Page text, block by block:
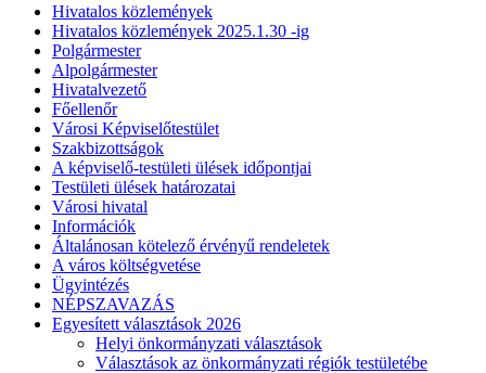
Hivatalos közlemények
Hivatalos közlemények 2025.1.30 -ig
Polgármester
Alpolgármester
Hivatalvezető
Főellenőr
Városi Képviselőtestület
Szakbizottságok
A képviselő-testületi ülések időpontjai
Testületi ülések határozatai
Városi hivatal
Információk
Általánosan kötelező érvényű rendeletek
A város költségvetése
Ügyintézés
NÉPSZAVAZÁS
Egyesített választások 2026
Helyi önkormányzati választások
Választások az önkormányzati régiók testületébe